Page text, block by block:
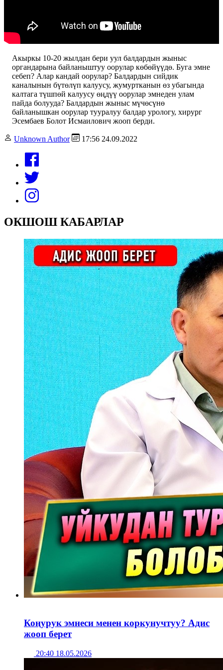
Акыркы 10-20 жылдан бери уул балдардын жыныс
органдарына байланыштуу оорулар көбөйүүдө. Буга эмне
себеп? Алар кандай оорулар? Балдардын сийдик
каналынын бүтөлүп калуусу, жумуртканын өз убагында
калтага түшпөй калуусу өңдүү оорулар эмнеден улам
пайда болууда? Балдардын жыныс мүчөсүнө
байланышкан оорулар тууралуу балдар урологу, хирург
Эсембаев Болот Исмаилович жооп берди.
Unknown Author 17:56 24.09.2022
ОКШОШ КАБАРЛАР
Коңурук эмнеси менен коркунучтуу? Адис
жооп берет
20:40 18.05.2026